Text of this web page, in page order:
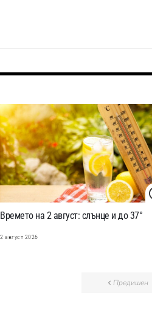
Времето на 2 август: слънце и до 37°
2 август 2026
Предишен